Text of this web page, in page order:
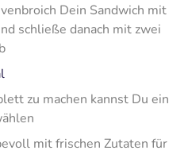
Dein Sandwich mit
schließe danach mit zwei
zu machen kannst Du ein
mit frischen Zutaten für